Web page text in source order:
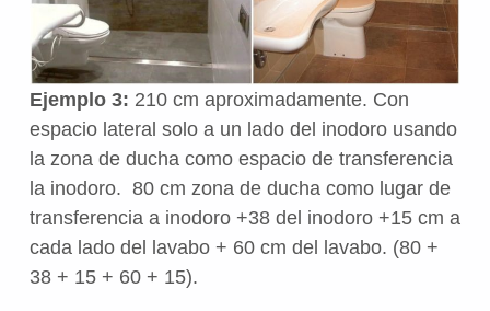
Ejemplo 3: 210 cm aproximadamente. Con
espacio lateral solo a un lado del inodoro usando
la zona de ducha como espacio de transferencia
la inodoro. 80 cm zona de ducha como lugar de
transferencia a inodoro +38 del inodoro +15 cm a
cada lado del lavabo + 60 cm del lavabo. (80 +
38 + 15 + 60 + 15).